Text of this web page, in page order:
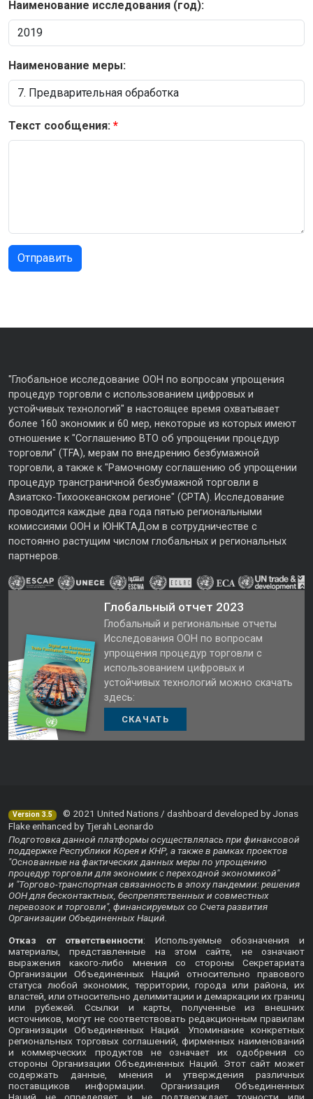
Наименование исследования (год):
Наименование меры:
Текст сообщения:
"Глобальное исследование ООН по вопросам упрощения
процедур торговли с использованием цифровых и
устойчивых технологий" в настоящее время охватывает
более 160 экономик и 60 мер, некоторые из которых имеют
отношение к "Соглашению ВТО об упрощении процедур
торговли" (TFA), мерам по внедрению безбумажной
торговли, а также к "Рамочному соглашению об упрощении
процедур трансграничной безбумажной торговли в
Азиатско-Тихоокеанском регионе" (CPTA). Исследование
проводится каждые два года пятью региональными
комиссиями ООН и ЮНКТАДом в сотрудничестве с
постоянно растущим числом глобальных и региональных
партнеров.
Глобальный отчет 2023
Глобальный и региональные отчеты
Исследования ООН по вопросам
упрощения процедур торговли с
использованием цифровых и
устойчивых технологий можно скачать
здесь:
СКАЧАТЬ
Version 3.5
© 2021 United Nations / dashboard developed by Jonas
Flake enhanced by Tjerah Leonardo
Подготовка данной платформы осуществлялась при финансовой
поддержке Республики Корея и КНР, а также в рамках проектов
"Основанные на фактических данных меры по упрощению
процедур торговли для экономик с переходной экономикой"
и "Торгово-транспортная связанность в эпоху пандемии: решения
ООН для бесконтактных, беспрепятственных и совместных
перевозок и торговли", финансируемых со Счета развития
Организации Объединенных Наций.
Отказ от ответственности: Используемые обозначения и
материалы, представленные на этом сайте, не означают
выражения какого-либо мнения со стороны Секретариата
Организации Объединенных Наций относительно правового
статуса любой экономик, территории, города или района, их
властей, или относительно делимитации и демаркации их границ
или рубежей. Ссылки и карты, полученные из внешних
источников, могут не соответствовать редакционным правилам
Организации Объединенных Наций. Упоминание конкретных
региональных торговых соглашений, фирменных наименований
и коммерческих продуктов не означает их одобрения со
стороны Организации Объединенных Наций. Этот сайт может
содержать данные, мнения и утверждения различных
поставщиков информации. Организация Объединенных